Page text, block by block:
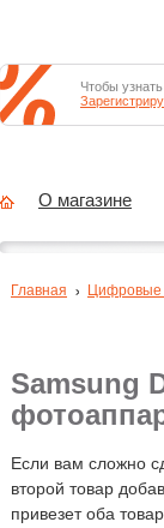
Samsung
Если вам сложно
второй товар
привезет оба
Главная Цифровые
Чтобы
О магазине